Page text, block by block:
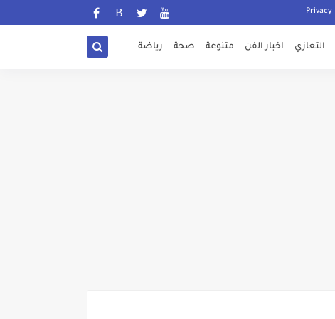
التعازي اخبار الفن متنوعة صحة رياضة